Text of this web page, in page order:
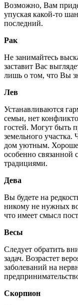
Возможно, Вам
упуская какой-то
последний.
Рак
Не занимайтесь
заставит Вас
лишь о том, что Вы
Лев
Устанавливаются
семьи, нет
гостей. Могут быть
земельного участка.
дом уютным.
особенно связанной
традициями.
Дева
Вы будете на
никому не нужных
что имеет смысл
Весы
Следует обратить
задач. Возрастет
заболеваний на
Скорпион